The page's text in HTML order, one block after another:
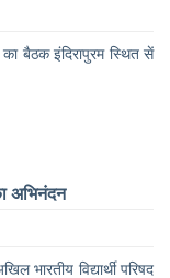
का बैठक इंदिरापुरम स्थित सें
अभिनंदन
भारतीय विद्यार्थी परिषद